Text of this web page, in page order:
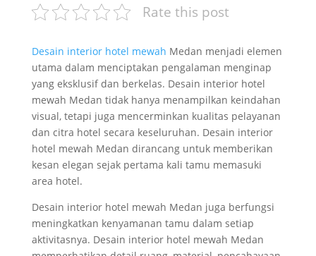
Rate this post
Desain interior hotel mewah Medan menjadi elemen
utama dalam menciptakan pengalaman menginap
yang eksklusif dan berkelas. Desain interior hotel
mewah Medan tidak hanya menampilkan keindahan
visual, tetapi juga mencerminkan kualitas pelayanan
dan citra hotel secara keseluruhan. Desain interior
hotel mewah Medan dirancang untuk memberikan
kesan elegan sejak pertama kali tamu memasuki
area hotel.
Desain interior hotel mewah Medan juga berfungsi
meningkatkan kenyamanan tamu dalam setiap
aktivitasnya. Desain interior hotel mewah Medan